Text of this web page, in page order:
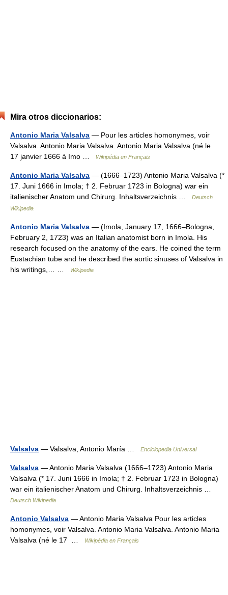
Mira otros diccionarios:
Antonio Maria Valsalva — Pour les articles homonymes, voir
Valsalva. Antonio Maria Valsalva. Antonio Maria Valsalva (né le
17 janvier 1666 à Imo …
Wikipédia en Français
Antonio Maria Valsalva — (1666–1723) Antonio Maria Valsalva (*
17. Juni 1666 in Imola; † 2. Februar 1723 in Bologna) war ein
italienischer Anatom und Chirurg. Inhaltsverzeichnis …
Deutsch
Wikipedia
Antonio Maria Valsalva — (Imola, January 17, 1666–Bologna,
February 2, 1723) was an Italian anatomist born in Imola. His
research focused on the anatomy of the ears. He coined the term
Eustachian tube and he described the aortic sinuses of Valsalva in
his writings,… …
Wikipedia
Valsalva — Valsalva, Antonio María … Enciclopedia Universal
Valsalva — Antonio Maria Valsalva (1666–1723) Antonio Maria
Valsalva (* 17. Juni 1666 in Imola; † 2. Februar 1723 in Bologna)
war ein italienischer Anatom und Chirurg. Inhaltsverzeichnis …
Deutsch Wikipedia
Antonio Valsalva — Antonio Maria Valsalva Pour les articles
homonymes, voir Valsalva. Antonio Maria Valsalva. Antonio Maria
Valsalva (né le 17 …
Wikipédia en Français